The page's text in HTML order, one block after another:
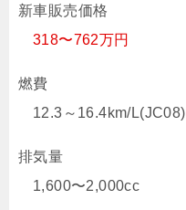
新車販売価格
318〜762万円
燃費
12.3～16.4km/L(JC08)
排気量
1,600〜2,000cc